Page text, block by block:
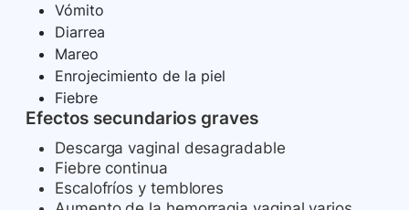
Vómito
Diarrea
Mareo
Enrojecimiento de la piel
Fiebre
Efectos secundarios graves
Descarga vaginal desagradable
Fiebre continua
Escalofríos y temblores